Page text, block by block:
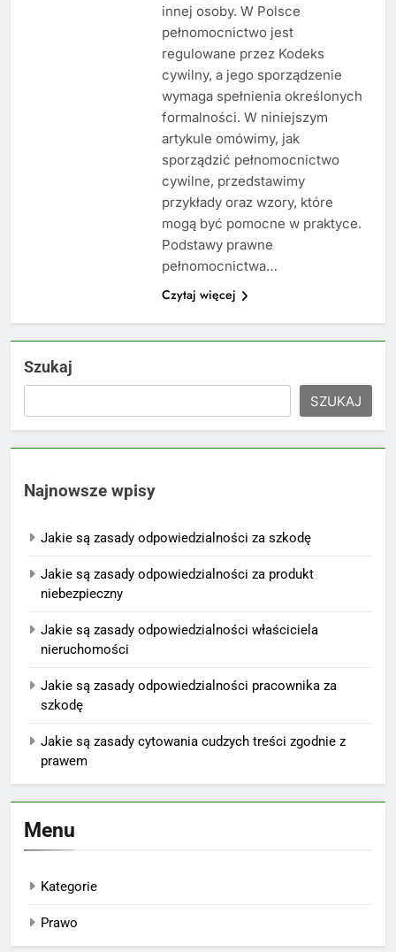
innej osoby. W Polsce
pełnomocnictwo jest
regulowane przez Kodeks
cywilny, a jego sporządzenie
wymaga spełnienia określonych
formalności. W niniejszym
artykule omówimy, jak
sporządzić pełnomocnictwo
cywilne, przedstawimy
przykłady oraz wzory, które
mogą być pomocne w praktyce.
Podstawy prawne
pełnomocnictwa…
Czytaj więcej
Szukaj
SZUKAJ
Najnowsze wpisy
Jakie są zasady odpowiedzialności za szkodę
Jakie są zasady odpowiedzialności za produkt
niebezpieczny
Jakie są zasady odpowiedzialności właściciela
nieruchomości
Jakie są zasady odpowiedzialności pracownika za
szkodę
Jakie są zasady cytowania cudzych treści zgodnie z
prawem
Menu
Kategorie
Prawo